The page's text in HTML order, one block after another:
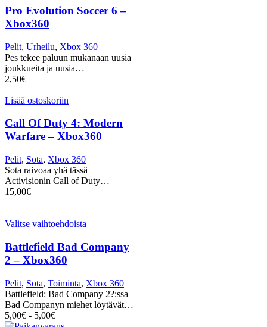
Pro Evolution Soccer 6 –
Xbox360
Pelit, Urheilu, Xbox 360
Pes tekee paluun mukanaan uusia
joukkueita ja uusia…
2,50€
Lisää ostoskoriin
Call Of Duty 4: Modern
Warfare – Xbox360
Pelit, Sota, Xbox 360
Sota raivoaa yhä tässä
Activisionin Call of Duty…
15,00€
Valitse vaihtoehdoista
Battlefield Bad Company
2 – Xbox360
Pelit, Sota, Toiminta, Xbox 360
Battlefield: Bad Company 2?:ssa
Bad Companyn miehet löytävät…
5,00€ - 5,00€